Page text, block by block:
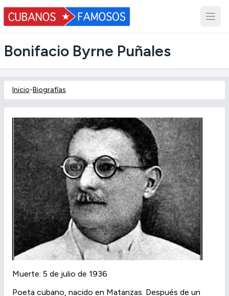
Bonifacio Byrne Puñales
Inicio-Biografías
Muerte: 5 de julio de 1936
Poeta cubano, nacido en Matanzas. Después de un